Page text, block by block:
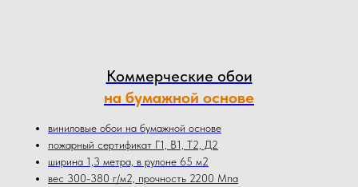
Коммерческие обои
на бумажной основе
виниловые обои на бумажной основе
пожарный сертификат Г1, В1, Т2, Д2
ширина 1,3 метра, в рулоне 65 м2
вес 300-380 г/м2, прочность 2200 Мпа